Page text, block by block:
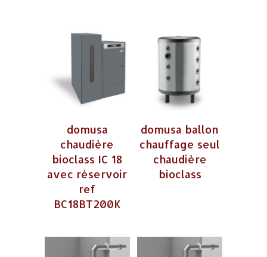
domusa
chaudière
bioclass IC 18
avec réservoir
ref
BC18BT200K
domusa ballon
chauffage seul
chaudière
bioclass